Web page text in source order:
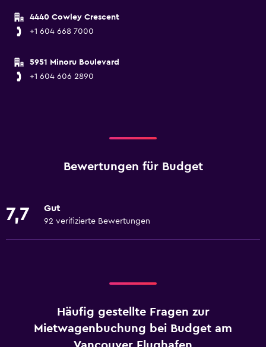
4440 Cowley Crescent
+1 604 668 7000
5951 Minoru Boulevard
+1 604 606 2890
Bewertungen für Budget
7,7 Gut
92 verifizierte Bewertungen
Häufig gestellte Fragen zur
Mietwagenbuchung bei Budget am